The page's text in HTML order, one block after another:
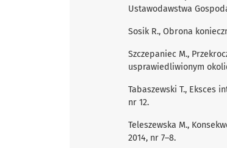
Ustawodawstwa
Sosik R., Obrona
Szczepaniec M.,
usprawiedliwionym
Tabaszewski T., Eksces
nr 12.
Teleszewska M.,
2014, nr 7–8.